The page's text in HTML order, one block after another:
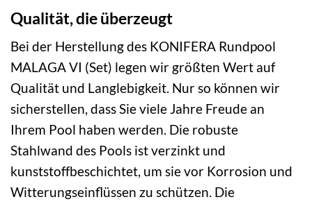
Qualität, die überzeugt
Bei der Herstellung des KONIFERA Rundpool
MALAGA VI (Set) legen wir größten Wert auf
Qualität und Langlebigkeit. Nur so können wir
sicherstellen, dass Sie viele Jahre Freude an
Ihrem Pool haben werden. Die robuste
Stahlwand des Pools ist verzinkt und
kunststoffbeschichtet, um sie vor Korrosion und
Witterungseinflüssen zu schützen. Die